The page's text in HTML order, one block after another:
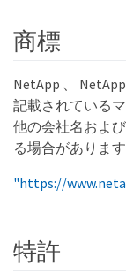
商標
NetApp 、
記載されている
他の会社名およ
る場合があります
"https://
特許